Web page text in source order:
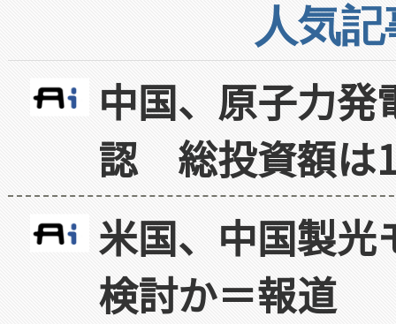
人気
中国、原子力
認 総投資額は
米国、中国製光
検討か＝報道